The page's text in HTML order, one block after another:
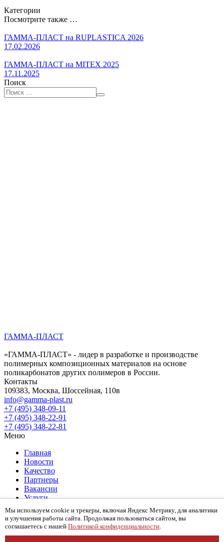
Категории
Посмотрите также …
ГАММА-ПЛАСТ на RUPLASTICA 2026
17.02.2026
ГАММА-ПЛАСТ на MITEX 2025
17.11.2025
Поиск
ГАММА-ПЛАСТ
«ГАММА-ПЛАСТ» - лидер в разработке и производстве
полимерных композиционных материалов на основе
поликарбонатов других полимеров в России.
Контакты
109383, Москва, Шоссейная, 110в
info@gamma-plast.ru
+7 (495) 348-09-11
+7 (495) 348-22-91
+7 (495) 348-22-81
Меню
Главная
Новости
Качество
Партнеры
Вакансии
Услуги
О компании
Контакты
Карта сайта
Мы используем cookie и трекеры, включая Яндекс Метрику, для аналитики
и улучшения работы сайта. Продолжая пользоваться сайтом, вы
соглашаетесь с нашей Политикой конфиденциальности.